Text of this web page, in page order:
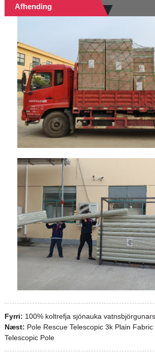
Afhending
Fyrri: 100% koltrefja sjónauka
Næst: Pole Rescue Telescopic 3k Plain
Telescopic Pole